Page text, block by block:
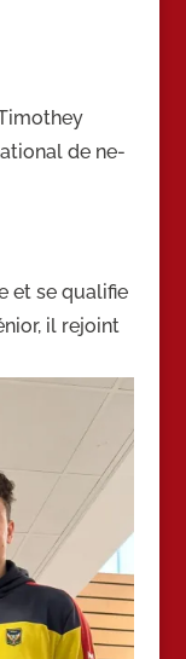
de ne-
et se qualifie
il rejoint